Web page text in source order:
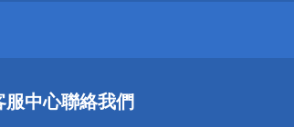
小心！
服中心聯絡我們